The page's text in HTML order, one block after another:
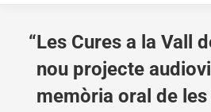
“Les Cures a la Vall
nou projecte
memòria oral de